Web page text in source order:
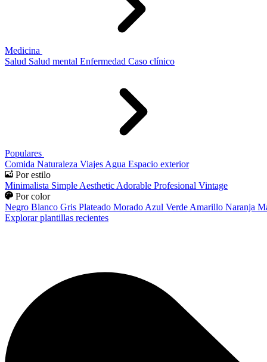
Medicina
Salud Salud mental Enfermedad Caso clínico
Populares
Comida Naturaleza Viajes Agua Espacio exterior
Por estilo
Minimalista Simple Aesthetic Adorable Profesional Vintage
Por color
Negro Blanco Gris Plateado Morado Azul Verde Amarillo Naranja
Explorar plantillas recientes